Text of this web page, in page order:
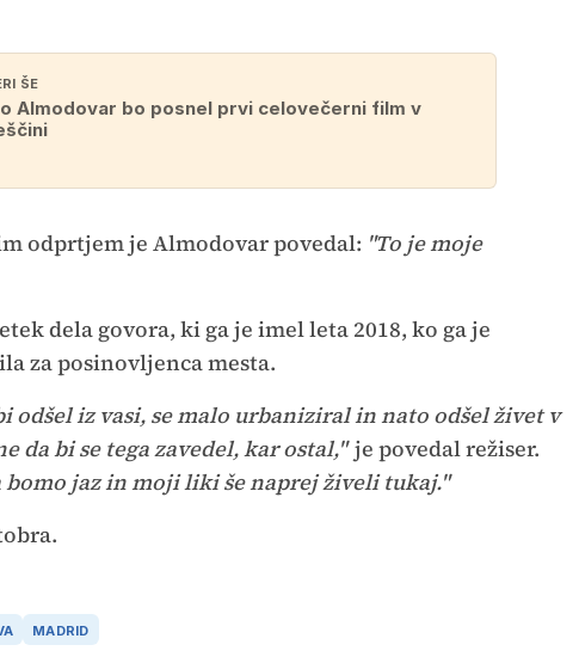
ŠE
Almodovar bo posnel prvi celovečerni film v
odprtjem je Almodovar povedal: "To je moje
dela govora, ki ga je imel leta 2018, ko ga je
za posinovljenca mesta.
odšel iz vasi, se malo urbaniziral in nato odšel živet v
da bi se tega zavedel, kar ostal,"je povedal režiser.
bomo jaz in moji liki še naprej živeli tukaj."
MADRID